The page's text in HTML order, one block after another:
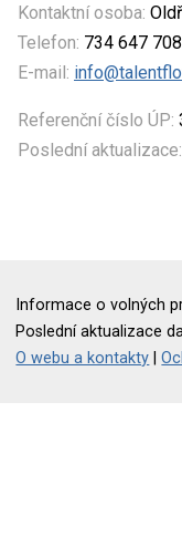
Kontaktní osoba:
Telefon: 734 647 708
E-mail:
Referenční číslo ÚP:
Poslední aktualizace:
Informace o volných
Poslední aktualizace
O webu a kontakty |